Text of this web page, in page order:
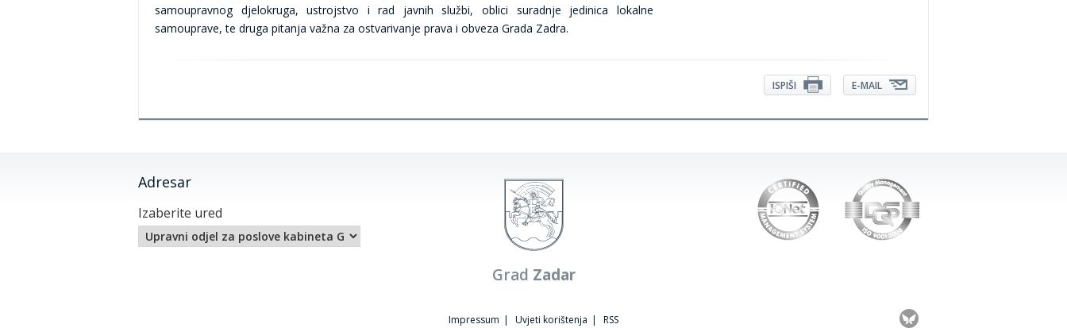
samoupravnog djelokruga, ustrojstvo i rad javnih službi, oblici suradnje jedinica lokalne
samouprave, te druga pitanja važna za ostvarivanje prava i obveza Grada Zadra.
E-MAIL
ISPIŠI
Adresar
Izaberite ured
Grad Zadar
Impressum | Uvjeti korištenja | RSS